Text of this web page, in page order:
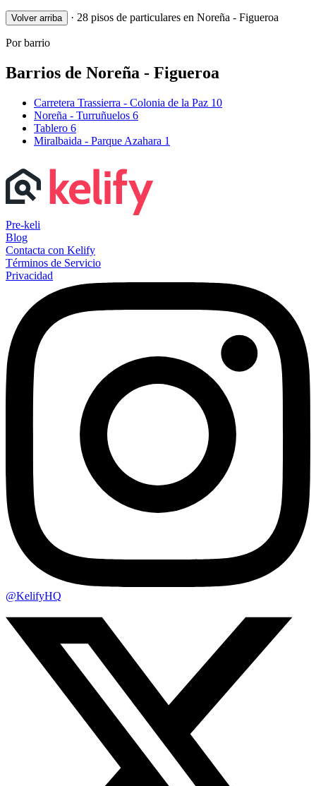
Volver arriba · 28 pisos de particulares en Noreña - Figueroa
Por barrio
Barrios de Noreña - Figueroa
Carretera Trassierra - Colonia de la Paz 10
Noreña - Turruñuelos 6
Tablero 6
Miralbaida - Parque Azahara 1
Pre-keli
Blog
Contacta con Kelify
Términos de Servicio
Privacidad
@KelifyHQ